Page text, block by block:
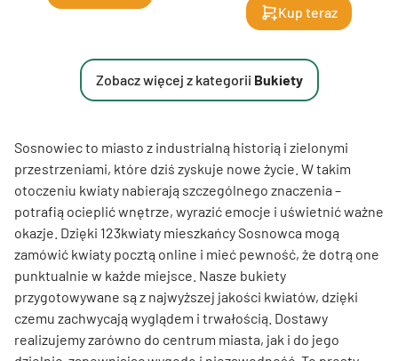
Kup teraz
Zobacz więcej z kategorii Bukiety
Sosnowiec to miasto z industrialną historią i zielonymi
przestrzeniami, które dziś zyskuje nowe życie. W takim
otoczeniu kwiaty nabierają szczególnego znaczenia –
potrafią ocieplić wnętrze, wyrazić emocje i uświetnić ważne
okazje. Dzięki 123kwiaty mieszkańcy Sosnowca mogą
zamówić kwiaty pocztą online i mieć pewność, że dotrą one
punktualnie w każde miejsce. Nasze bukiety
przygotowywane są z najwyższej jakości kwiatów, dzięki
czemu zachwycają wyglądem i trwałością. Dostawy
realizujemy zarówno do centrum miasta, jak i do jego